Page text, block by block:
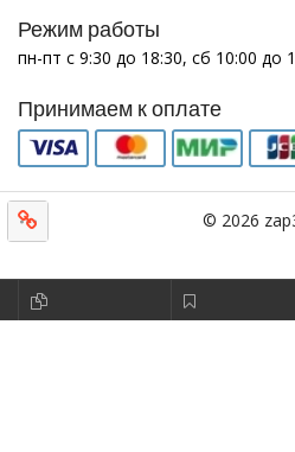
Режим работы
пн-пт с 9:30 до 18:30, сб 10:00 до
Принимаем к оплате
© 2026